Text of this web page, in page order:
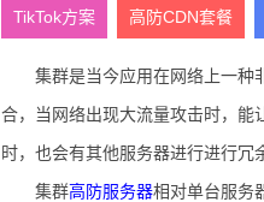
TikTok方案 高防CDN套餐
集群是当今应用在网络上一种
合，当网络出现大流量攻击时，能
时，也会有其他服务器进行进行冗
集群高防服务器相对单台服务